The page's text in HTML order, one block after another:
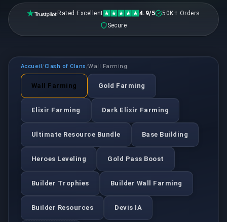
Rated Excellent 4.9/5
50K+ Orders
Secure
Accueil/Clash of Clans /Wall Farming
Wall Farming Gold Farming
Elixir Farming Dark Elixir Farming
Ultimate Resource Bundle Base Building
Heroes Leveling Gold Pass Boost
Builder Trophies Builder Wall Farming
Builder Resources Devis IA